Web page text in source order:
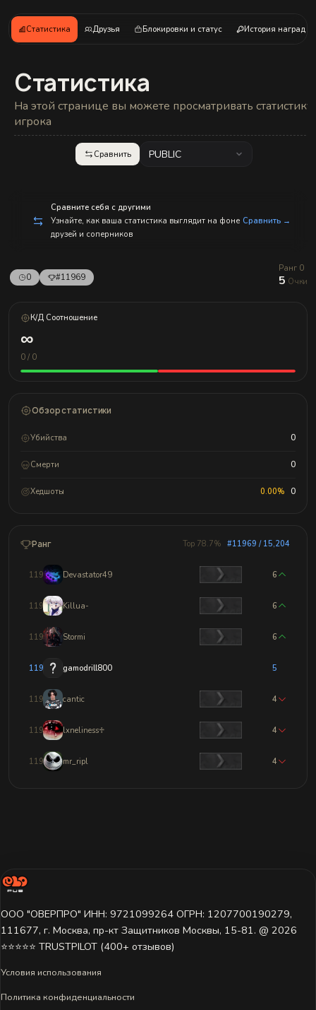
Статистика Друзья Блокировки и статус История наград
Статистика
На этой странице вы можете просматривать статистику
игрока
Сравнить PUBLIC
Сравните себя с другими
Узнайте, как ваша статистика выглядит на фоне
друзей и соперников
Сравнить →
0 #11969
Ранг 0
5 Очки
К/Д Соотношение
∞
0 / 0
Обзор статистики
Убийства 0
Смерти 0
Хедшоты 0.00% 0
Ранг Top 78.7% #11969 / 15,204
11966 Devastator49 6
11967 Killua- 6
11968 Stormi 6
11969 gamodrill800 5
11970 cantic 4
11971 lxneliness♱ 4
11972 mr_ripl 4
ООО "ОВЕРПРО" ИНН: 9721099264 ОГРН: 1207700190279,
111677, г. Москва, пр-кт Защитников Москвы, 15-81. @ 2026 ㅤ
⭐⭐⭐⭐⭐ TRUSTPILOT (400+ отзывов)
Условия использования
Политика конфиденциальности
п
р
а
в
н
и
м!